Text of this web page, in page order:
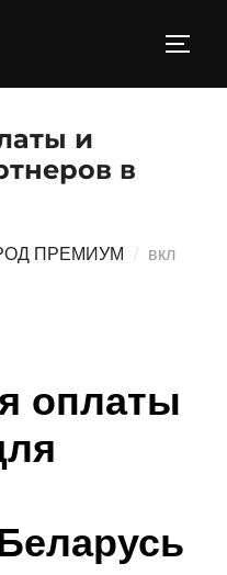
и
в
ПРЕМИУМ вкл
оплаты